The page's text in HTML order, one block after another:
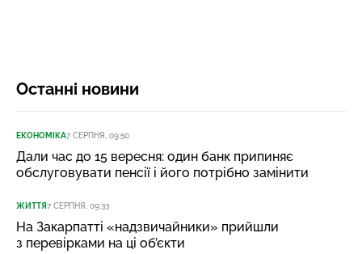
Останні новини
ЕКОНОМІКА7 СЕРПНЯ, 09:50
Дали час до 15 вересня: один банк припиняє
обслуговувати пенсії і його потрібно замінити
ЖИТТЯ7 СЕРПНЯ, 09:33
На Закарпатті «надзвичайники» прийшли
з перевірками на ці об’єкти